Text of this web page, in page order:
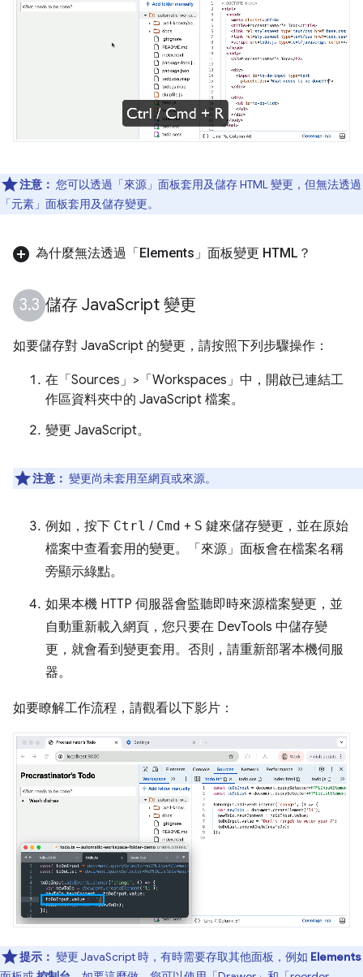
注意： 您可以透過「來源」 面板套用及儲存 HTML 變更，但無法透過
「元素」 面板套用及儲存變更。
為什麼無法透過「Elements」 面板變更 HTML？
儲存 JavaScript 變更
如要儲存對 JavaScript 的變更，請按照下列步驟操作：
在「Sources」>「Workspaces」 中，開啟已連結工
作區資料夾中的 JavaScript 檔案。
變更 JavaScript。
注意： 變更尚未套用至網頁或來源。
例如，按下 Ctrl / Cmd + S 鍵來儲存變更，並在原始
檔案中查看套用的變更。「來源」 面板會在檔案名稱
旁顯示綠點。
如果本機 HTTP 伺服器會監聽即時來源檔案變更，並
自動重新載入網頁，您只要在 DevTools 中儲存變
更，就會看到變更套用。否則，請重新部署本機伺服
器。
如要瞭解工作流程，請觀看以下影片：
提示： 變更 JavaScript 時，有時需要存取其他面板，例如 Elements